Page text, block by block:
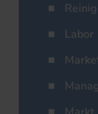
Labor